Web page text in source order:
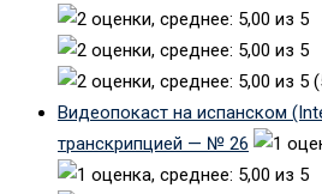
Видеопокаст на испанском
транскрипцией — № 26